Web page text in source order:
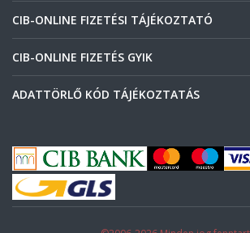
CIB-ONLINE FIZETÉSI TÁJÉKOZTATÓ
CIB-ONLINE FIZETÉS GYIK
ADATTÖRLŐ KÓD TÁJÉKOZTATÁS